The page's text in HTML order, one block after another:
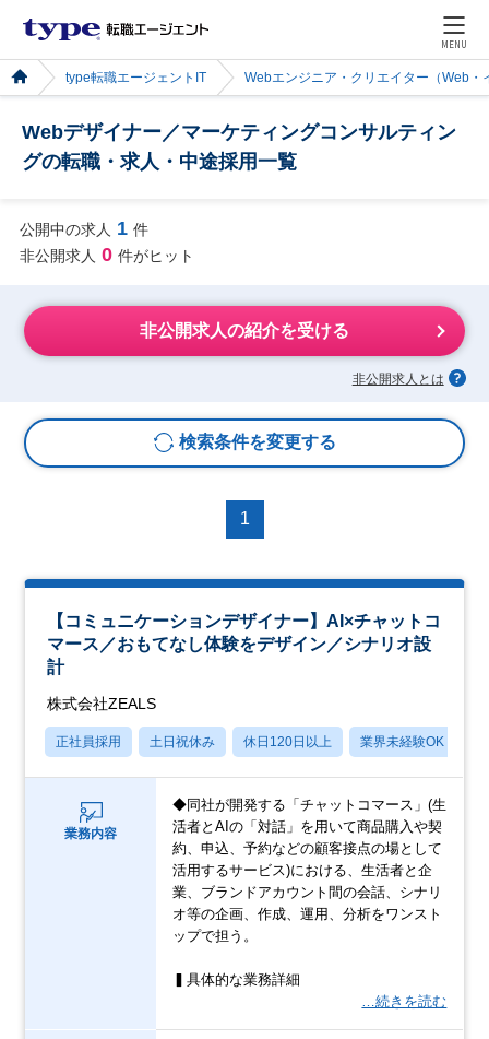
MENU
type転職エージェントIT Webエンジニア・クリエイター（Web・
Webデザイナー／マーケティングコンサルティン
グの転職・求人・中途採用一覧
公開中の求人 1 件
非公開求人 0 件がヒット
非公開求人の紹介を受ける
非公開求人とは
検索条件を変更する
1
【コミュニケーションデザイナー】AI×チャットコ
マース／おもてなし体験をデザイン／シナリオ設
計
株式会社ZEALS
正社員採用 土日祝休み 休日120日以上 業界未経験OK
業務内容
◆同社が開発する「チャットコマース」(生
活者とAIの「対話」を用いて商品購入や契
約、申込、予約などの顧客接点の場として
活用するサービス)における、生活者と企
業、ブランドアカウント間の会話、シナリ
オ等の企画、作成、運用、分析をワンスト
ップで担う。
▍具体的な業務詳細
…続きを読む